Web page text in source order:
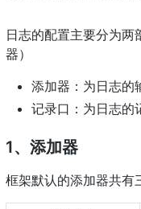
日志的配置主要分为两
器）
添加器：为日志的
记录口：为日志的
1、添加器
框架默认的添加器共有